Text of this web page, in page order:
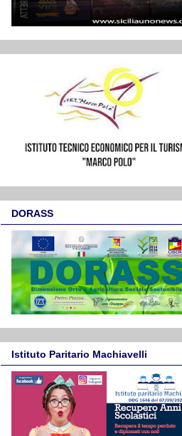
DORASS
Istituto Paritario Machiavelli